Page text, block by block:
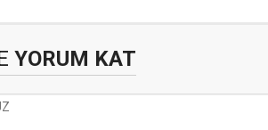
YORUM KAT